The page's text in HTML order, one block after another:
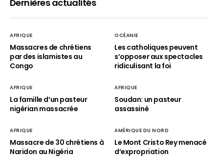
Dernières actualités
AFRIQUE
Massacres de chrétiens
par des islamistes au
Congo
OCÉANIE
Les catholiques peuvent
s’opposer aux spectacles
ridiculisant la foi
AFRIQUE
La famille d’un pasteur
nigérian massacrée
AFRIQUE
Soudan: un pasteur
assassiné
AFRIQUE
Massacre de 30 chrétiens à
Naridon au Nigéria
AMÉRIQUE DU NORD
Le Mont Cristo Rey menacé
d’expropriation